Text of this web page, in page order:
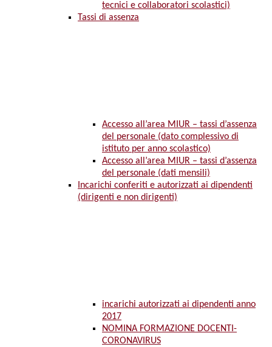
tecnici e collaboratori scolastici)
Tassi di assenza
Accesso all’area MIUR – tassi d’assenza
del personale (dato complessivo di
istituto per anno scolastico)
Accesso all’area MIUR – tassi d’assenza
del personale (dati mensili)
Incarichi conferiti e autorizzati ai dipendenti
(dirigenti e non dirigenti)
incarichi autorizzati ai dipendenti anno
2017
NOMINA FORMAZIONE DOCENTI-
CORONAVIRUS